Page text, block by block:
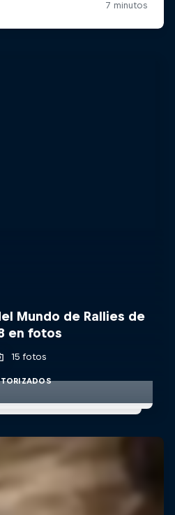
Mundo de Rallies de
en fotos
15 fotos